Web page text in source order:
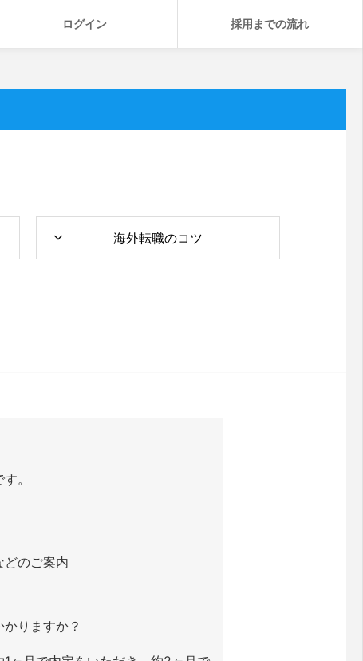
ログイン 採用までの流れ
海外転職のコツ
。
どのご案内
りますか？